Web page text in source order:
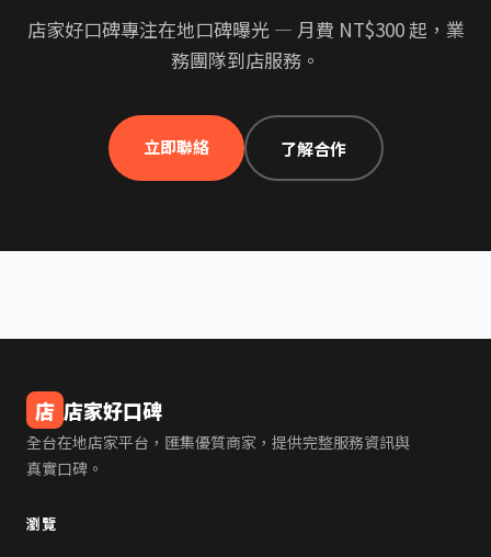
店家好口碑專注在地口碑曝光 — 月費 NT$300 起，業
務團隊到店服務。
立即聯絡 了解合作
店 店家好口碑
全台在地店家平台，匯集優質商家，提供完整服務資訊與
真實口碑。
瀏覽